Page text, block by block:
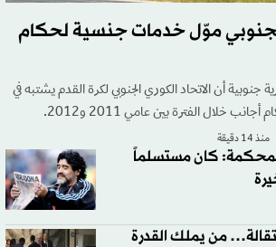
موّل خدمات جنسية لحكام
جنوبية أن الاتحاد الكوري الجنوبي لكرة القدم يشتبه في
خلال الفترة بين عامي 2011 و2012.
منذ 14 دقيقة
كان مستسلماً
من يملك القدرة